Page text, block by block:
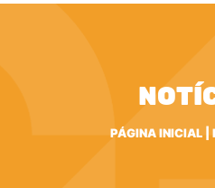
PÁGINA INICIAL|